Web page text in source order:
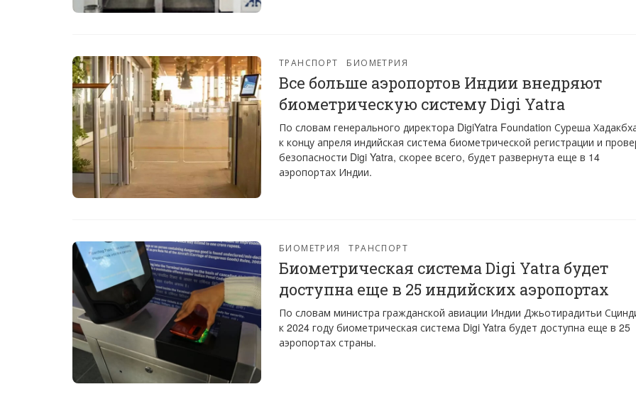
ТРАНСПОРТ БИОМЕТРИЯ
Все больше аэропортов Индии внедряют
биометрическую систему Digi Yatra
По словам генерального директора DigiYatra Foundation Суреша
к концу апреля индийская система биометрической регистрации и
безопасности Digi Yatra, скорее всего, будет развернута еще в 14
аэропортах Индии.
БИОМЕТРИЯ ТРАНСПОРТ
Биометрическая система Digi Yatra будет
доступна еще в 25 индийских аэропортах
По словам министра гражданской авиации Индии Джьотирадитьи
к 2024 году биометрическая система Digi Yatra будет доступна еще в 25
аэропортах страны.